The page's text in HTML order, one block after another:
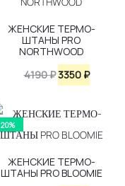
ЖЕНСКИЕ ТЕРМО-
ШТАНЫ PRO
NORTHWOOD
4190₽
составляла
4190 ₽.
3350 ₽
3350 ₽.
20%
ЖЕНСКИЕ ТЕРМО-
ШТАНЫ PRO BLOOMIE